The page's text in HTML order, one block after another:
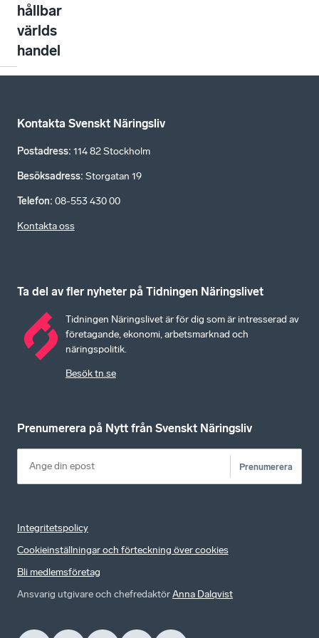
hållbar
världs
handel
Kontakta Svenskt Näringsliv
Postadress: 114 82 Stockholm
Besöksadress: Storgatan 19
Telefon: 08-553 430 00
Kontakta oss
Ta del av fler nyheter på Tidningen Näringslivet
Tidningen Näringslivet är för dig som är intresserad av
företagande, ekonomi, arbetsmarknad och
näringspolitik.
Besök tn.se
Prenumerera på Nytt från Svenskt Näringsliv
Prenumerera
Integritetspolicy
Cookieinställningar och förteckning över cookies
Bli medlemsföretag
Ansvarig utgivare och chefredaktörAnna Dalqvist